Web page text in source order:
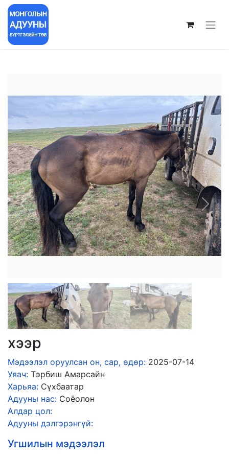
Previous Next
хээр
Мэдээлэл оруулсан он, сар, өдөр: 2025-07-14
Уяач: Тэрбиш Амарсайн
Харьяа: Сүхбаатар
Адууны нас: Соёолон
Алдар цол:
Адууны дэлгэрэнгүй:
Угшилын мэдээлэл